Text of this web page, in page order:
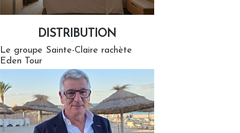
DISTRIBUTION
Le groupe Sainte-Claire rachète
Eden Tour